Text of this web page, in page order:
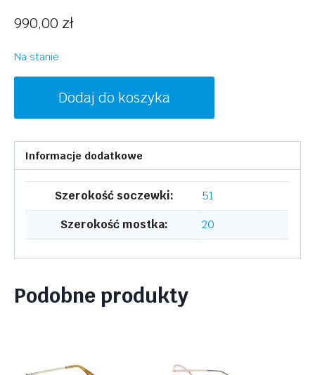
990,00 zł
Na stanie
SK2872
REGN
400
Dodaj do koszyka
Informacje dodatkowe
Szerokość soczewki:
51
Szerokość mostka:
20
Podobne produkty